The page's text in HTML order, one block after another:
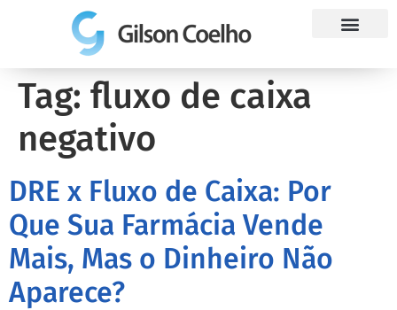
Tag: fluxo de caixa
negativo
DRE x Fluxo de Caixa: Por
Que Sua Farmácia Vende
Mais, Mas o Dinheiro Não
Aparece?